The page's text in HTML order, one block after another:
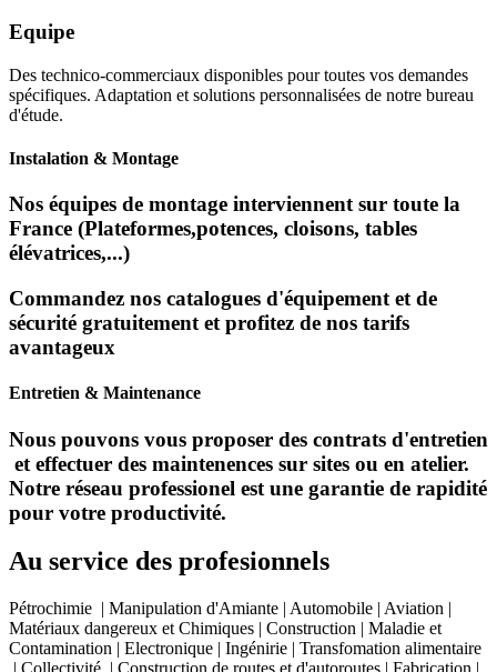
Equipe
Des technico-commerciaux disponibles pour toutes vos demandes
spécifiques. Adaptation et solutions personnalisées de notre bureau
d'étude.
Instalation & Montage
Nos équipes de montage interviennent sur toute la
France (Plateformes,potences, cloisons, tables
élévatrices,...)
Commandez nos catalogues d'équipement et de
sécurité gratuitement et profitez de nos tarifs
avantageux
Entretien & Maintenance
Nous pouvons vous proposer des contrats d'entretien
et effectuer des maintenences sur sites ou en atelier.
Notre réseau professionel est une garantie de rapidité
pour votre productivité.
Au service des profesionnels
Pétrochimie | Manipulation d'Amiante | Automobile | Aviation |
Matériaux dangereux et Chimiques | Construction | Maladie et
Contamination | Electronique | Ingénirie | Transfomation alimentaire